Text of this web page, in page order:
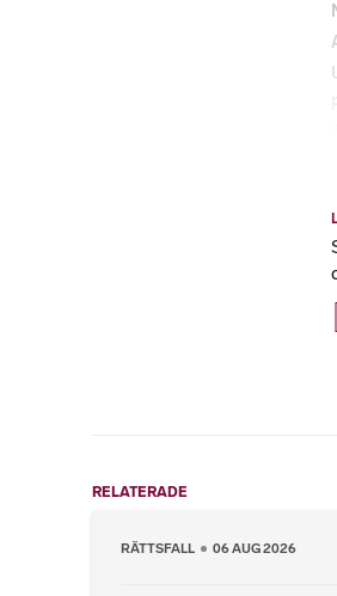
RELATERADE
RÄTTSFALL 06 AUG 2026